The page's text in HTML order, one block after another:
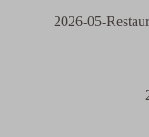
2026-05-